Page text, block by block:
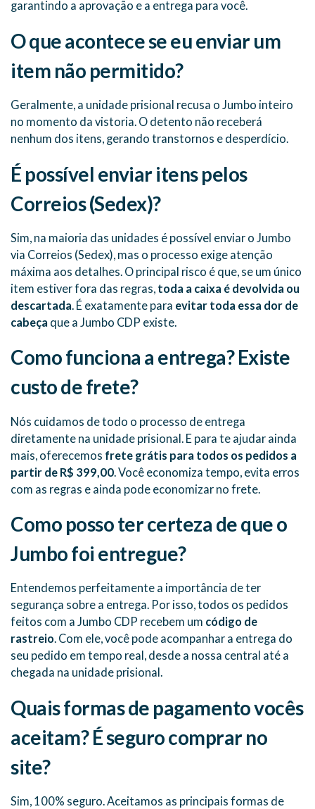
garantindo a aprovação e a entrega para você.
O que acontece se eu enviar um
item não permitido?
Geralmente, a unidade prisional recusa o Jumbo inteiro
no momento da vistoria. O detento não receberá
nenhum dos itens, gerando transtornos e desperdício.
É possível enviar itens pelos
Correios (Sedex)?
Sim, na maioria das unidades é possível enviar o Jumbo
via Correios (Sedex), mas o processo exige atenção
máxima aos detalhes. O principal risco é que, se um único
item estiver fora das regras, toda a caixa é devolvida ou
descartada. É exatamente para evitar toda essa dor de
cabeça que a Jumbo CDP existe.
Como funciona a entrega? Existe
custo de frete?
Nós cuidamos de todo o processo de entrega
diretamente na unidade prisional. E para te ajudar ainda
mais, oferecemos frete grátis para todos os pedidos a
partir de R$ 399,00 . Você economiza tempo, evita erros
com as regras e ainda pode economizar no frete.
Como posso ter certeza de que o
Jumbo foi entregue?
Entendemos perfeitamente a importância de ter
segurança sobre a entrega. Por isso, todos os pedidos
feitos com a Jumbo CDP recebem um código de
rastreio. Com ele, você pode acompanhar a entrega do
seu pedido em tempo real, desde a nossa central até a
chegada na unidade prisional.
Quais formas de pagamento vocês
aceitam? É seguro comprar no
site?
Sim, 100% seguro. Aceitamos as principais formas de